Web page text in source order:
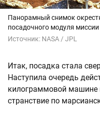
Панорамный снимок
посадочного модуля миссии
Источник: NASA / JPL
Итак, посадка стала
Наступила очередь
килограммовой машине
странствие по